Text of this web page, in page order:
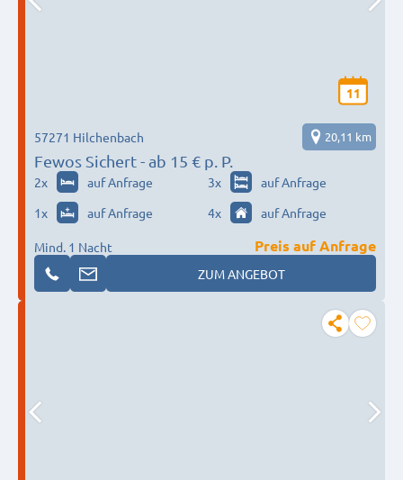
11
Fewos Sichert - ab 15 € p. P.
57271 Hilchenbach 20,11 km
2x auf Anfrage 3x
auf Anfrage
1x auf Anfrage 4x auf Anfrage
Mind. 1 Nacht
Preis auf Anfrage
ZUM ANGEBOT